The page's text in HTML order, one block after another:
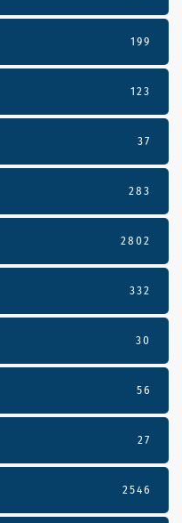
199
123
37
283
2802
332
30
56
27
2546